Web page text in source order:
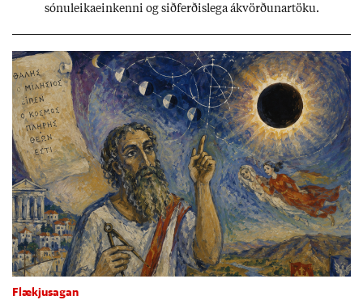
sónu­leika­ein­kenni og sið­ferð­is­lega ákvörð­un­ar­töku.
Flækjusagan